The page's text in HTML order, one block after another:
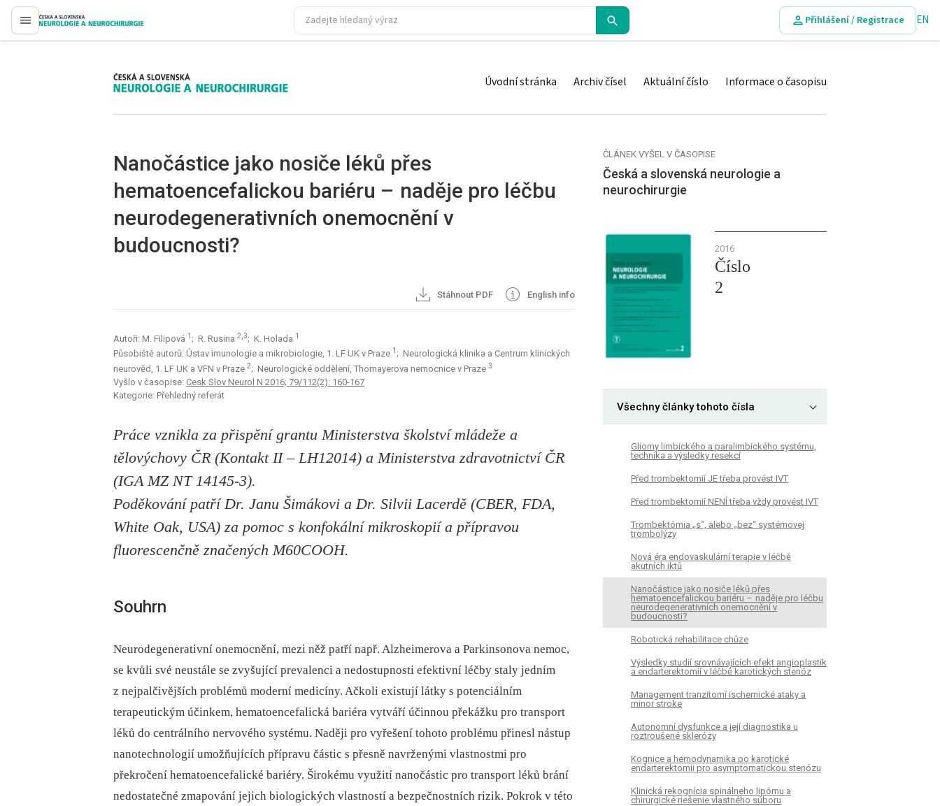
proLékaře.cz
Přihlášení / Registrace EN
proLékaře.cz Úvodní stránka Archiv čísel Aktuální číslo Informace o časopisu
Nanočástice jako nosiče léků přes
hematoencefalickou bariéru – naděje pro léčbu
neurodegenerativních onemocnění v
budoucnosti?
Stáhnout PDF English info
Autoři: M. Filipová 1 ; R. Rusina 2,3; K. Holada 1
Působiště autorů: Ústav imunologie a mikrobiologie, 1. LF UK v Praze 1 ; Neurologická klinika a Centrum klinických
neurověd, 1. LF UK a VFN v Praze 2; Neurologické oddělení, Thomayerova nemocnice v Praze 3
Vyšlo v časopise: Cesk Slov Neurol N 2016; 79/112(2): 160-167
Kategorie: Přehledný referát
Práce vznikla za přispění grantu Ministerstva školství mládeže a
tělovýchovy ČR (Kontakt II – LH12014) a Ministerstva zdravotnictví ČR
(IGA MZ NT 14145-3).
Poděkování patří Dr. Janu Šimákovi a Dr. Silvii Lacerdě (CBER, FDA,
White Oak, USA) za pomoc s konfokální mikroskopií a přípravou
fluorescenčně značených M60COOH.
Souhrn
Neurodegenerativní onemocnění, mezi něž patří např. Alzheimerova a Parkinsonova nemoc,
se kvůli své neustále se zvyšující prevalenci a nedostupnosti efektivní léčby staly jedním
z nejpalčivějších problémů moderní medicíny. Ačkoli existují látky s potenciálním
terapeutickým účinkem, hematoencefalická bariéra vytváří účin­nou překážku pro transport
léků do centrálního nervového systému. Naději pro vyřešení tohoto problému přinesl nástup
nanotechnologií umožňujících přípravu částic s přesně navrženými vlastnostmi pro
překročení hematoencefalické bariéry. Širokému využití nanočástic pro transport léků brání
nedostatečné zmapování jejich bio­logických vlastností a bezpečnostních rizik. Pokrok v této
ČLÁNEK VYŠEL V ČASOPISE
Česká a slovenská neurologie a
neurochirurgie
2016
Číslo
2
Všechny články tohoto čísla
Gliomy limbického a paralimbického systému,
technika a výsledky resekcí
Před trombektomií JE třeba provést IVT
Před trombektomií NENÍ třeba vždy provést IVT
Trombektómia „s“, alebo „bez“ systémovej
trombolýzy
Nová éra endovaskulární terapie v léčbě
akutních iktů
Nanočástice jako nosiče léků přes
hematoencefalickou bariéru – naděje pro léčbu
neurodegenerativních onemocnění v
budoucnosti?
Robotická rehabilitace chůze
Výsledky studií srovnávajících efekt angioplastik
a endarterektomií v léčbě karotických stenóz
Management tranzitorní ischemické ataky a
minor stroke
Autonomní dysfunkce a její diagnostika u
roztroušené sklerózy
Kognice a hemodynamika po karotické
endarterektomii pro asymptomatickou stenózu
Klinická rekognícia spinálneho lipómu a
chirurgické riešenie vlastného súboru